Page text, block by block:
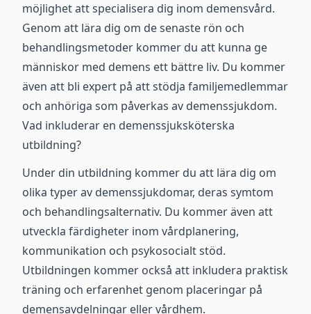
möjlighet att specialisera dig inom demensvård.
Genom att lära dig om de senaste rön och
behandlingsmetoder kommer du att kunna ge
människor med demens ett bättre liv. Du kommer
även att bli expert på att stödja familjemedlemmar
och anhöriga som påverkas av demenssjukdom.
Vad inkluderar en demenssjuksköterska
utbildning?
Under din utbildning kommer du att lära dig om
olika typer av demenssjukdomar, deras symtom
och behandlingsalternativ. Du kommer även att
utveckla färdigheter inom vårdplanering,
kommunikation och psykosocialt stöd.
Utbildningen kommer också att inkludera praktisk
träning och erfarenhet genom placeringar på
demensavdelningar eller vårdhem.